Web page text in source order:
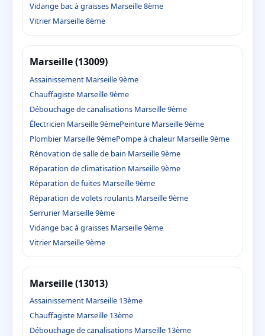
Vidange bac à graisses Marseille 8ème
Vitrier Marseille 8ème
Marseille (13009)
Assainissement Marseille 9ème
Chauffagiste Marseille 9ème
Débouchage de canalisations Marseille 9ème
Électricien Marseille 9èmePeinture Marseille 9ème
Plombier Marseille 9èmePompe à chaleur Marseille 9ème
Rénovation de salle de bain Marseille 9ème
Réparation de climatisation Marseille 9ème
Réparation de fuites Marseille 9ème
Réparation de volets roulants Marseille 9ème
Serrurier Marseille 9ème
Vidange bac à graisses Marseille 9ème
Vitrier Marseille 9ème
Marseille (13013)
Assainissement Marseille 13ème
Chauffagiste Marseille 13ème
Débouchage de canalisations Marseille 13ème